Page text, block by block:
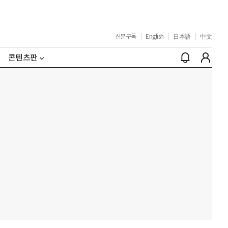
신문구독 English 日本語 中文
콘텐츠판